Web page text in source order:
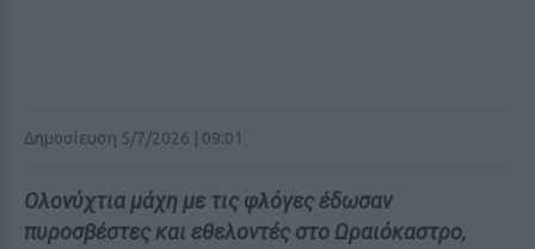
Δημοσίευση 5/7/2026 | 09:01
Ολονύχτια μάχη με τις φλόγες έδωσαν
πυροσβέστες και εθελοντές στο Ωραιόκαστρο,